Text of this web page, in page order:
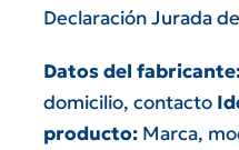
Declaración Jurada
Datos del
domicilio, contacto
producto:Marca,